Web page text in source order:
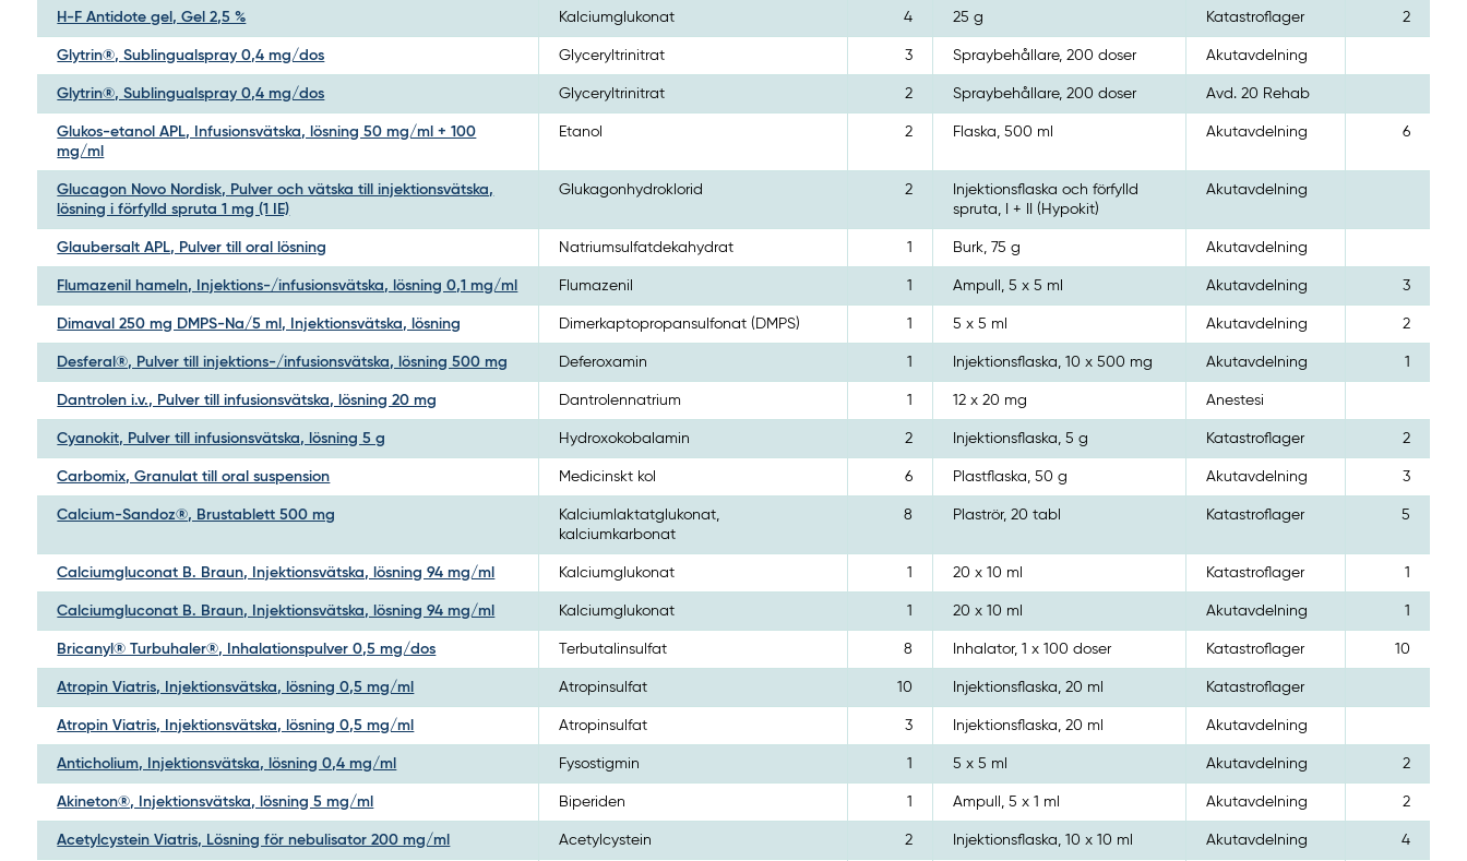
H-F Antidote gel, Gel 2,5 % Kalciumglukonat 4 25 g Katastroflager 2
Glytrin®, Sublingualspray 0,4 mg/dos Glyceryltrinitrat 3 Spraybehållare, 200 doser Akutavdelning
Glytrin®, Sublingualspray 0,4 mg/dos Glyceryltrinitrat 2 Spraybehållare, 200 doser Avd. 20 Rehab
Glukos-etanol APL, Infusionsvätska, lösning 50 mg/ml + 100
mg/ml
Etanol 2 Flaska, 500 ml Akutavdelning 6
Glucagon Novo Nordisk, Pulver och vätska till injektionsvätska,
lösning i förfylld spruta 1 mg (1 IE)
Glukagonhydroklorid 2
Injektionsflaska och förfylld
spruta, I + II (Hypokit)
Akutavdelning
Glaubersalt APL, Pulver till oral lösning Natriumsulfatdekahydrat 1 Burk, 75 g Akutavdelning
Flumazenil hameln, Injektions-/infusionsvätska, lösning 0,1 mg/ml Flumazenil 1 Ampull, 5 x 5 ml Akutavdelning 3
Dimaval 250 mg DMPS-Na/5 ml, Injektionsvätska, lösning Dimerkaptopropansulfonat (DMPS) 1 5 x 5 ml Akutavdelning 2
Desferal®, Pulver till injektions-/infusionsvätska, lösning 500 mg Deferoxamin 1 Injektionsflaska, 10 x 500 mg Akutavdelning 1
Dantrolen i.v., Pulver till infusionsvätska, lösning 20 mg Dantrolennatrium 1 12 x 20 mg Anestesi
Cyanokit, Pulver till infusionsvätska, lösning 5 g Hydroxokobalamin 2 Injektionsflaska, 5 g Katastroflager 2
Carbomix, Granulat till oral suspension Medicinskt kol 6 Plastflaska, 50 g Akutavdelning 3
Calcium-Sandoz®, Brustablett 500 mg
Kalciumlaktatglukonat,
kalciumkarbonat
8 Plaströr, 20 tabl Katastroflager 5
Calciumgluconat B. Braun, Injektionsvätska, lösning 94 mg/ml Kalciumglukonat 1 20 x 10 ml Katastroflager 1
Calciumgluconat B. Braun, Injektionsvätska, lösning 94 mg/ml Kalciumglukonat 1 20 x 10 ml Akutavdelning 1
Bricanyl® Turbuhaler®, Inhalationspulver 0,5 mg/dos Terbutalinsulfat 8 Inhalator, 1 x 100 doser Katastroflager 10
Atropin Viatris, Injektionsvätska, lösning 0,5 mg/ml Atropinsulfat 10 Injektionsflaska, 20 ml Katastroflager
Atropin Viatris, Injektionsvätska, lösning 0,5 mg/ml Atropinsulfat 3 Injektionsflaska, 20 ml Akutavdelning
Anticholium, Injektionsvätska, lösning 0,4 mg/ml Fysostigmin 1 5 x 5 ml Akutavdelning 2
Akineton®, Injektionsvätska, lösning 5 mg/ml Biperiden 1 Ampull, 5 x 1 ml Akutavdelning 2
Acetylcystein Viatris, Lösning för nebulisator 200 mg/ml Acetylcystein 2 Injektionsflaska, 10 x 10 ml Akutavdelning 4